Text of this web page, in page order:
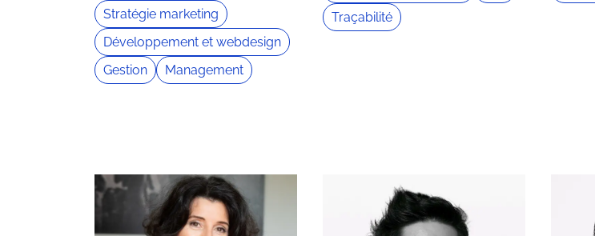
Stratégie marketing
Développement et webdesign
Gestion
Management
Traçabilité